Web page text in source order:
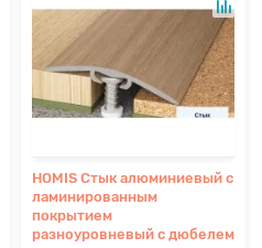
HOMIS Стык алюминиевый с
ламинированным
покрытием
разноуровневый с дюбелем